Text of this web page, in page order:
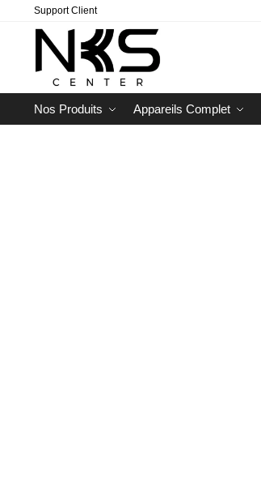
Support Client
Nos Produits Appareils Complet